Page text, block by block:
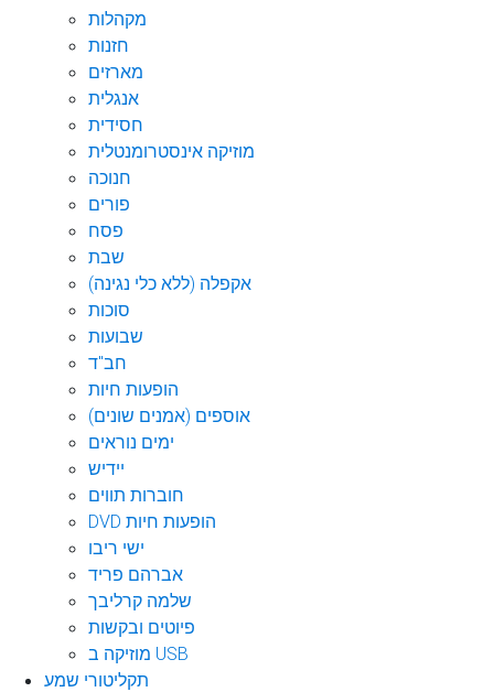
מקהלות
חזנות
מארזים
אנגלית
חסידית
מוזיקה אינסטרומנטלית
חנוכה
פורים
פסח
שבת
אקפלה (ללא כלי נגינה)
סוכות
שבועות
חב"ד
הופעות חיות
אוספים (אמנים שונים)
ימים נוראים
יידיש
חוברות תווים
DVD הופעות חיות
ישי ריבו
אברהם פריד
שלמה קרליבך
פיוטים ובקשות
מוזיקה ב USB
תקליטורי שמע